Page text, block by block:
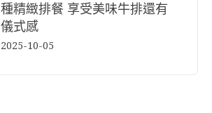
種精緻排餐 享受美味牛排還有
儀式感
2025-10-05